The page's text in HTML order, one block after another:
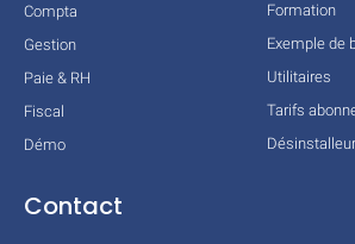
Compta
Gestion
Paie & RH
Fiscal
Démo
Formation
Exemple de
Utilitaires
Tarifs
Désinstalleur
Contact